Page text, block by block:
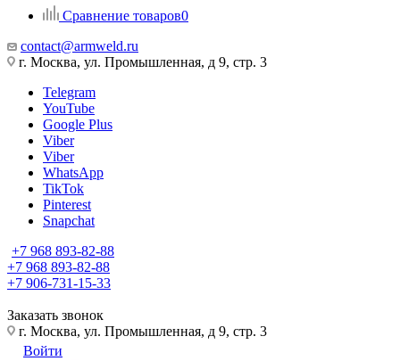
Сравнение товаров0
contact@armweld.ru
г. Москва, ул. Промышленная, д 9, стр. 3
Telegram
YouTube
Google Plus
Viber
Viber
WhatsApp
TikTok
Pinterest
Snapchat
+7 968 893-82-88
+7 968 893-82-88
+7 906-731-15-33
Заказать звонок
г. Москва, ул. Промышленная, д 9, стр. 3
Войти